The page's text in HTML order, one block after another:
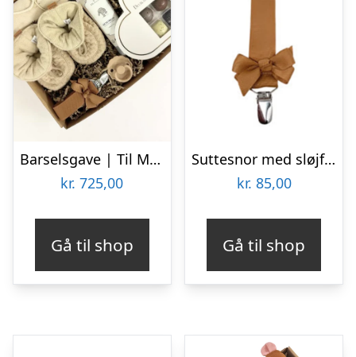
Barselsgave | Til Mor, Far & den lille ny
kr. 725,00
Gå til shop
Suttesnor med sløjfe, gylden – By Stær
kr. 85,00
Gå til shop